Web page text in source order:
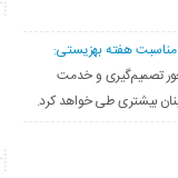
مناسبت هفته بهزیستی:
تصمیم‌گیری و خدمت
بیشتری طی خواهد کرد.